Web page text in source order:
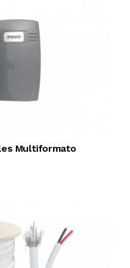
Multiformato